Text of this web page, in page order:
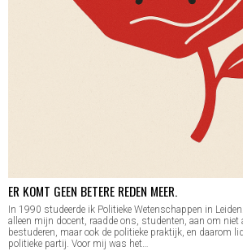
ER KOMT GEEN BETERE REDEN MEER.
In 1990 studeerde ik Politieke Wetenschappen in
alleen mijn docent, raadde ons, studenten, aan om niet
bestuderen, maar ook de politieke praktijk, en daarom
politieke partij. Voor mij was het…